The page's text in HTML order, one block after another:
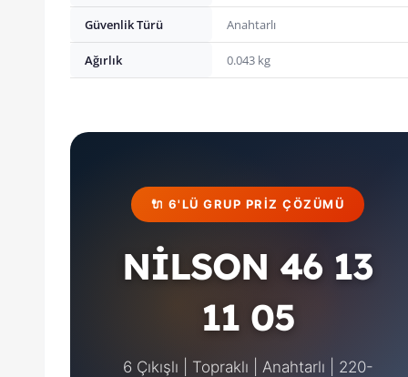
Güvenlik Türü Anahtarlı
Ağırlık 0.043 kg
🔌 6'LÜ GRUP PRIZ ÇÖZÜMÜ
NİLSON 46 13
11 05
6 Çıkışlı | Topraklı | Anahtarlı | 220-